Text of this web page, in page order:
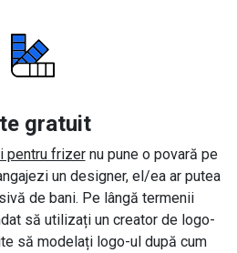
gratuit
pentru frizernu pune o povară pe
un designer, el/ea ar putea
de bani. Pe lângă termenii
să utilizați un creator de logo-
să modelați logo-ul după cum